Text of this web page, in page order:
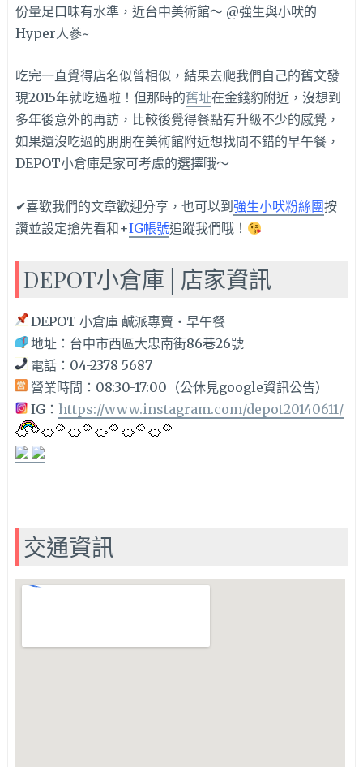
吃完一直覺得店名似曾相似，結果去爬我們自己的舊文發
現2015年就吃過啦！但那時的舊址在金錢豹附近，沒想到
多年後意外的再訪，比較後覺得餐點有升級不少的感覺，
如果還沒吃過的朋朋在美術館附近想找間不錯的早午餐，
DEPOT小倉庫是家可考慮的選擇哦～
✔喜歡我們的文章歡迎分享，也可以到 強生小吠粉絲團按
讚並設定搶先看和+IG帳號追蹤我們哦！
DEPOT小倉庫│店家資訊
DEPOT 小倉庫 鹹派專賣‧早午餐
地址：台中市西區大忠南街86巷26號
電話：04-2378 5687
營業時間：08:30-17:00（公休見google資訊公告）
IG： https://www.instagram.com/depot20140611/
交通資訊